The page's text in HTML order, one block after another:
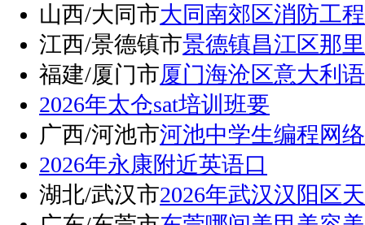
山西/大同市大同南郊区消防工
江西/景德镇市景德镇昌江区那
福建/厦门市厦门海沧区意大利
2026年太仓sat培训班要
广西/河池市河池中学生编程网
2026年永康附近英语口
湖北/武汉市2026年武汉汉阳区